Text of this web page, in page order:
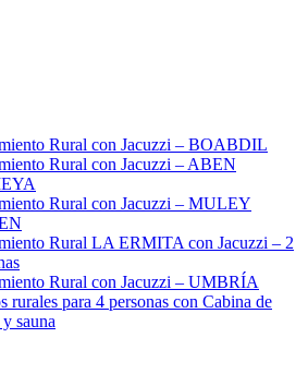
Rural con Jacuzzi – BOABDIL
Rural con Jacuzzi – ABEN
Rural con Jacuzzi – MULEY
Rural LA ERMITA con Jacuzzi – 2
Rural con Jacuzzi – UMBRÍA
rurales para 4 personas con Cabina de
sauna